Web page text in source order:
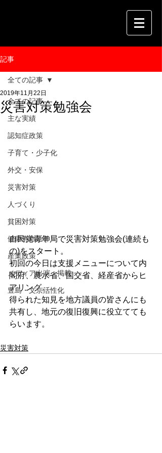
記事
全ての記事
主な実績
認知症政策
子育て・少子化
外交・安保
災害対策
人づくり
貧困対策
健康寿命延伸
産業政策
メディア出演・掲載
豊島・文京活性化
全ての記事
災害対策勉強会
2019年11月22日
自民党青年局で災害対策勉強会(連続も
の)をスタート。
初回の今日は支援メニューについて内
閣府、農水省、国交省、経産省からヒ
アリング。
得られた知見を地方議員の皆さんにも
共有し、地元の復旧復興に役立てても
らいます。
災害対策